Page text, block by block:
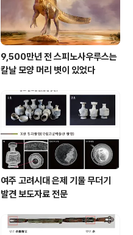
9,500만년 전 스피노사우루스는
칼날 모양 머리 볏이 있었다
여주 고려시대 은제 기물 무더기
발견 보도자료 전문